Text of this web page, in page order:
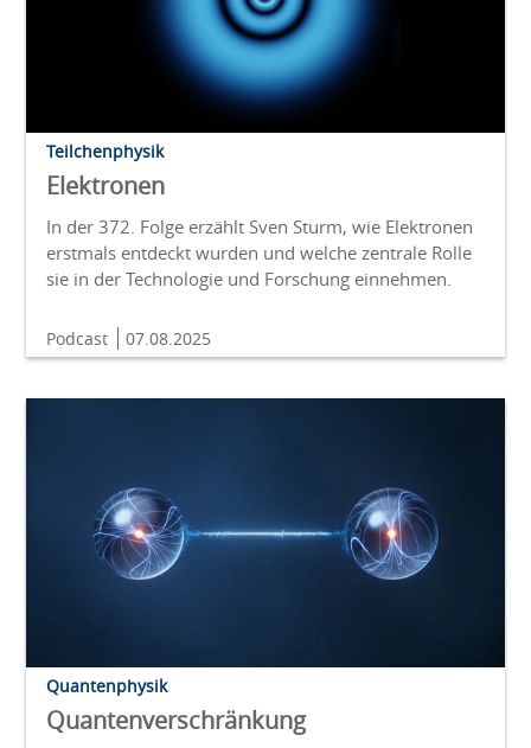
Teilchenphysik
Elektronen
In der 372. Folge erzählt Sven Sturm, wie Elektronen
erstmals entdeckt wurden und welche zentrale Rolle
sie in der Technologie und Forschung einnehmen.
Podcast 07.08.2025
Quantenphysik
Quantenverschränkung